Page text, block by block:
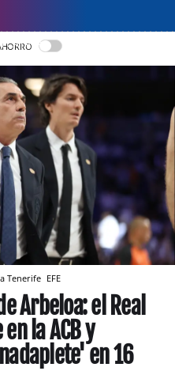
CATALÀ
Tenerife EFE
Arbeloa: el Real
la ACB y
en 16